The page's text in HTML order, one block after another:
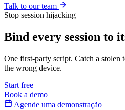
Talk to our team
Stop session hijacking
Bind every session to
One first-party script. Catch a stolen
the wrong device.
Start free
Book a demo
Agende uma demonstração